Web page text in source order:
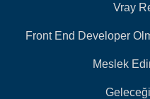
Vray
Front End Developer
Meslek